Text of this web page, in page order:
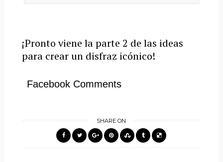
¡Pronto viene la parte 2 de las ideas
para crear un disfraz icónico!
Facebook Comments
SHARE ON